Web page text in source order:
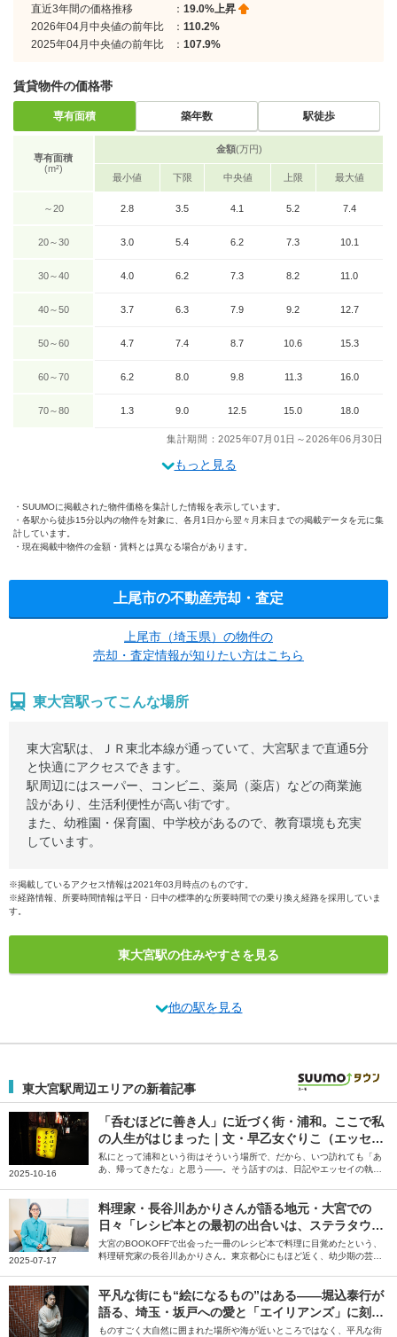
直近3年間の価格推移 ： 19.0%上昇
2026年04月中央値の前年比
： 110.2%
2025年04月中央値の前年比
： 107.9%
賃貸物件の価格帯
専有面積 築年数 駅徒歩
専有面積
(m²)
金額(万円)
最小値 下限 中央値 上限 最大値
～20 2.8 3.5 4.1 5.2 7.4
20～30 3.0 5.4 6.2 7.3 10.1
30～40 4.0 6.2 7.3 8.2 11.0
40～50 3.7 6.3 7.9 9.2 12.7
50～60 4.7 7.4 8.7 10.6 15.3
60～70 6.2 8.0 9.8 11.3 16.0
70～80 1.3 9.0 12.5 15.0 18.0
集計期間：2025年07月01日～2026年06月30日
もっと見る
SUUMOに掲載された物件価格を集計した情報を表示しています。
各駅から徒歩15分以内の物件を対象に、各月1日から翌々月末日までの掲載データを元に集
計しています。
現在掲載中物件の金額・賃料とは異なる場合があります。
上尾市の不動産売却・査定
上尾市（埼玉県）の物件の
売却・査定情報が知りたい方はこちら
東大宮駅ってこんな場所
東大宮駅は、ＪＲ東北本線が通っていて、大宮駅まで直通5分
と快適にアクセスできます。
駅周辺にはスーパー、コンビニ、薬局（薬店）などの商業施
設があり、生活利便性が高い街です。
また、幼稚園・保育園、中学校があるので、教育環境も充実
しています。
※掲載しているアクセス情報は2021年03月時点のものです。
※経路情報、所要時間情報は平日・日中の標準的な所要時間での乗り換え経路を採用していま
す。
東大宮駅の住みやすさを見る
他の駅を見る
東大宮駅周辺エリアの新着記事
2025-10-16
「呑むほどに善き人」に近づく街・浦和。ここで私
の人生がはじまった｜文・早乙女ぐりこ（エッセイ
スト）
私にとって浦和という街はそういう場所で、だから、いつ訪れても「あ
あ、帰ってきたな」と思う――。そう話すのは、日記やエッセイの執筆
2025-07-17
料理家・長谷川あかりさんが語る地元・大宮での
日々「レシピ本との最初の出合いは、ステラタウン
のBOOKOFFでした」
大宮のBOOKOFFで出会った一冊のレシピ本で料理に目覚めたという、
料理研究家の長谷川あかりさん。東京都心にもほど近く、幼少期の芸能
いただきました。
平凡な街にも“絵になるもの”はある――堀込泰行が
語る、埼玉・坂戸への愛と「エイリアンズ」に刻ま
れた原風景
ものすごく大自然に囲まれた場所や海が近いところではなく、平凡な街